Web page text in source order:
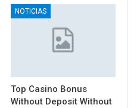
NOTICIAS
Top Casino Bonus
Without Deposit Without